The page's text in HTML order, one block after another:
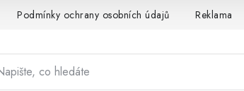
Podmínky ochrany osobních údajů Reklamace